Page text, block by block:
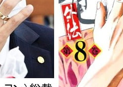
多の清原に次いで多く打っている
取引馬が稼いだ金額とは？